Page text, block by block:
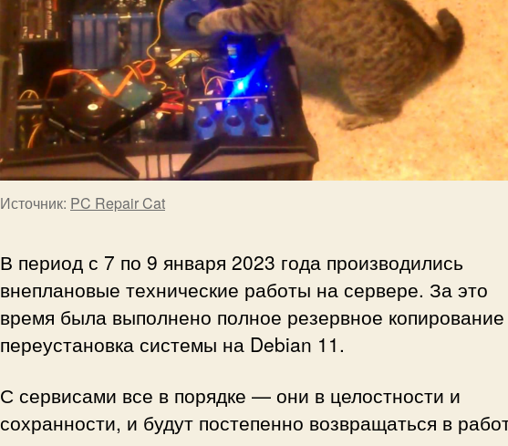
Источник: PC Repair Cat
В период с 7 по 9 января 2023 года производились
внеплановые технические работы на сервере. За это
время была выполнено полное резервное
переустановка системы на Debian 11.
С сервисами все в порядке — они в целостности и
сохранности, и будут постепенно возвращаться в